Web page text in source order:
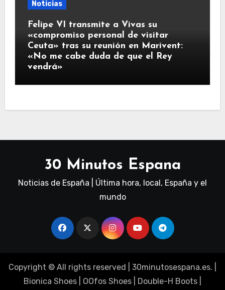
Noticias
Felipe VI transmite a Vivas su
«compromiso personal de visitar
Ceuta» tras su reunión en Marivent:
«No me cabe duda de que el Rey
vendrá»
30 Minutos Espana
Noticias de España | Última hora, local, España y el
mundo
Copyright © All rights reserved 30minutosespana.es. |
Bionica Shoes
OOfos Shoes Double-H Boots